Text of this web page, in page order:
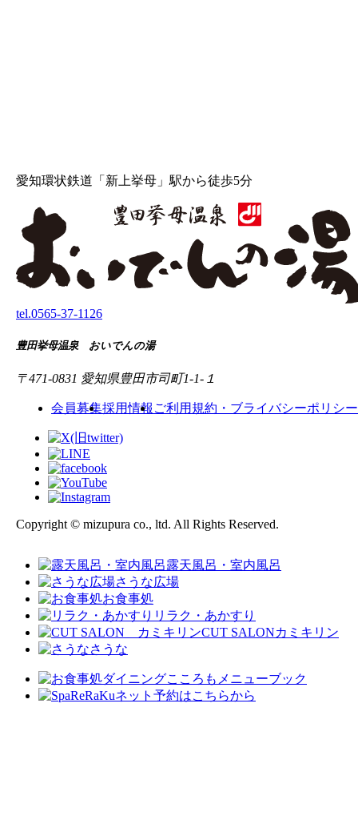
愛知環状鉄道「新上挙母」駅から徒歩5分
tel.0565-37-1126
豊田挙母温泉 おいでんの湯
〒471-0831 愛知県豊田市司町1-1-１
会員募集採用情報 ご利用規約・ブライバシーポリシー
Copyright © mizupura co., ltd. All Rights Reserved.
露天風呂・室内風呂
さうな広場
お食事処
リラク・あかすり
CUT SALONカミキリン
さうな